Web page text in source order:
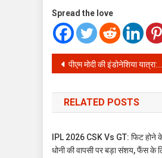
Spread the love
Post
navigation
पीएम मोदी की इंडोनेशिया यात्रा: प्रम्बानन मंदिर में गूंजी “संस्कृति की खुशबू” की बात!
RELATED POSTS
IPL 2026 CSK Vs GT: फिट होने
धोनी की वापसी पर बड़ा संशय, फैंस के